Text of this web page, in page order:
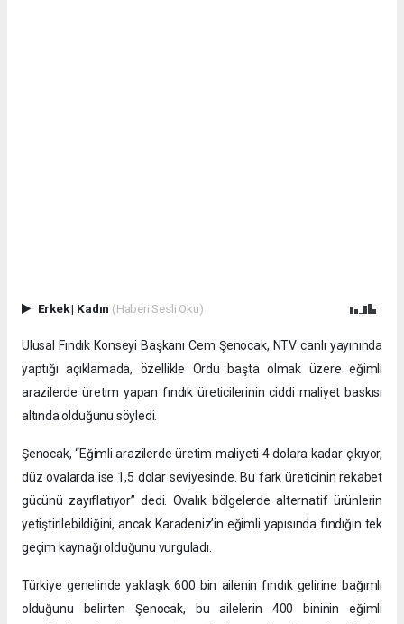
Erkek| Kadın (Haberi Sesli Oku)
Ulusal Fındık Konseyi Başkanı Cem Şenocak, NTV canlı yayınında
yaptığı açıklamada, özellikle Ordu başta olmak üzere eğimli
arazilerde üretim yapan fındık üreticilerinin ciddi maliyet baskısı
altında olduğunu söyledi.
Şenocak, “Eğimli arazilerde üretim maliyeti 4 dolara kadar çıkıyor,
düz ovalarda ise 1,5 dolar seviyesinde. Bu fark üreticinin rekabet
gücünü zayıflatıyor” dedi. Ovalık bölgelerde alternatif ürünlerin
yetiştirilebildiğini, ancak Karadeniz’in eğimli yapısında fındığın tek
geçim kaynağı olduğunu vurguladı.
Türkiye genelinde yaklaşık 600 bin ailenin fındık gelirine bağımlı
olduğunu belirten Şenocak, bu ailelerin 400 bininin eğimli